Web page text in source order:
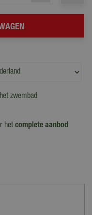
zwembad
het complete aanbod